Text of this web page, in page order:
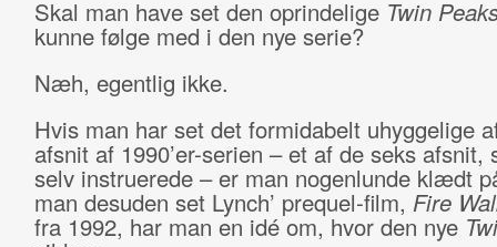
Skal man have set den oprindelige Twin
kunne følge med i den nye serie?
Næh, egentlig ikke.
Hvis man har set det formidabelt uhyggelige
afsnit af 1990’er-serien – et af de seks afsnit,
selv instruerede – er man nogenlunde klædt
man desuden set Lynch’ prequel-film, Fire
fra 1992, har man en idé om, hvor den nye